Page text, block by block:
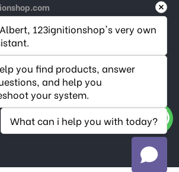
1
Gouda, Niederlande
uns an:
123ignitionshop's very own
you find products, answer
and help you
your system.
What can i help you with today?